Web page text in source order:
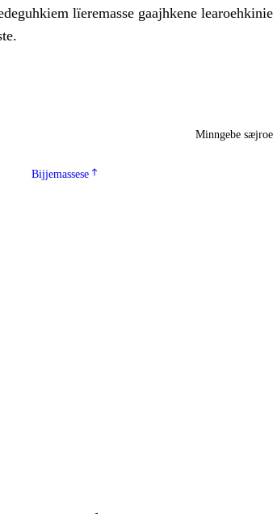
lïeremasse gaajhkene
Minngebe sæjroe
Bijjemassese